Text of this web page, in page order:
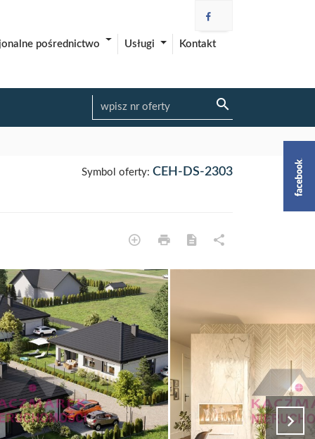
pośrednictwo Usługi Kontakt
Symbol oferty: CEH-DS-2303